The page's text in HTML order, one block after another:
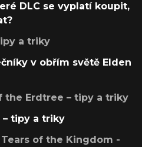
DLC se vyplatí koupit,
a triky
v obřím světě Elden
the Erdtree – tipy a triky
– tipy a triky
of the Kingdom -